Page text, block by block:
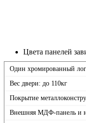
Цвета панелей
Один хромированный
Вес двери: до 110кг
Покрытие
Внешняя МДФ-панель и